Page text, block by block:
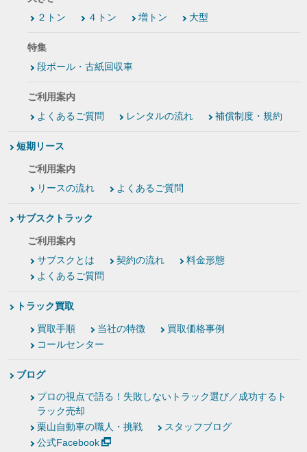
２トン
４トン 増トン 大型
特集
段ボール・古紙回収車
ご利用案内
よくあるご質問
レンタルの流れ 補償制度・規約
短期リース
ご利用案内
リースの流れ
よくあるご質問
サブスクトラック
ご利用案内
サブスクとは
契約の流れ
料金形態
よくあるご質問
トラック買取
買取手順 当社の特徴
買取価格事例
コールセンター
ブログ
プロの視点で語る！失敗しないトラック選び／成功するト
ラック売却
栗山自動車の職人・挑戦
スタッフブログ
公式Facebook